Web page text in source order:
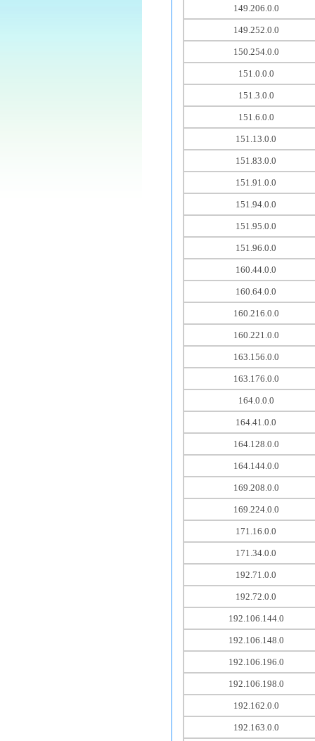
149.206.0.0
149.252.0.0
150.254.0.0
151.0.0.0
151.3.0.0
151.6.0.0
151.13.0.0
151.83.0.0
151.91.0.0
151.94.0.0
151.95.0.0
151.96.0.0
160.44.0.0
160.64.0.0
160.216.0.0
160.221.0.0
163.156.0.0
163.176.0.0
164.0.0.0
164.41.0.0
164.128.0.0
164.144.0.0
169.208.0.0
169.224.0.0
171.16.0.0
171.34.0.0
192.71.0.0
192.72.0.0
192.106.144.0
192.106.148.0
192.106.196.0
192.106.198.0
192.162.0.0
192.163.0.0